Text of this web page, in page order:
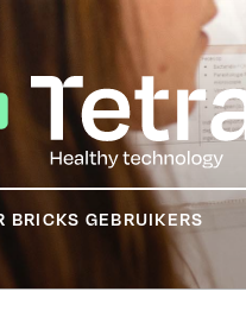
BRICKS GEBRUIKERS